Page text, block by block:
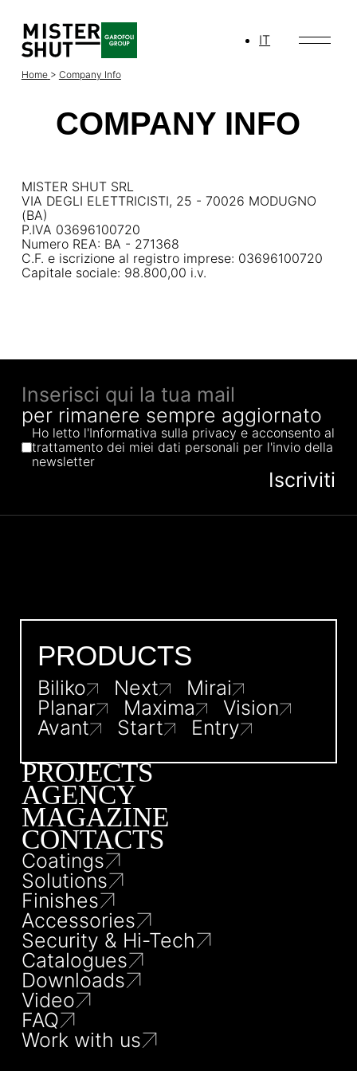
IT
Home > Company Info
COMPANY INFO
MISTER SHUT SRL
VIA DEGLI ELETTRICISTI, 25 - 70026 MODUGNO
(BA)
P.IVA 03696100720
Numero REA: BA - 271368
C.F. e iscrizione al registro imprese: 03696100720
Capitale sociale: 98.800,00 i.v.
per rimanere sempre aggiornato
Ho letto l'Informativa sulla privacy e acconsento al
trattamento dei miei dati personali per l'invio della
newsletter
PRODUCTS
Biliko Next
Mirai
Planar
Maxima
Vision
Avant
Start Entry
PROJECTS
AGENCY
MAGAZINE
CONTACTS
Coatings
Solutions
Finishes
Accessories
Security & Hi-Tech
Catalogues
Downloads
Video
FAQ
Work with us